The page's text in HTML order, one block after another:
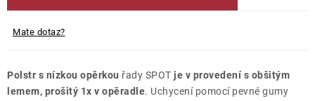
Mate dotaz?
Polstr s nízkou opěrkou řady SPOT je v provedení s obšitým
lemem, prošitý 1x v opěradle. Uchycení pomocí pevné gumy